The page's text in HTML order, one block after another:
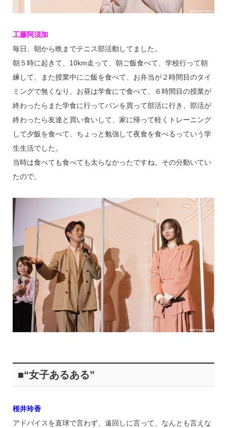
工藤阿須加
毎日、朝から晩までテニス部活動してました。
朝５時に起きて、10km走って、朝ご飯食べて、学校行って朝
練して、また授業中にご飯を食べて、お弁当が２時間目のタイ
ミングで無くなり、お昼は学食にで食べて、６時間目の授業が
終わったらまた学食に行ってパンを買って部活に行き、部活が
終わったら友達と買い食いして、家に帰って軽くトレーニング
して夕飯を食べて、ちょっと勉強して夜食を食べるっていう学
生生活でした。
当時は食べても食べても太らなかったですね。その分動いてい
たので。
■“女子あるある”
桜井玲香
アドバイスを直球で言わず、遠回しに言って、なんとも言えな